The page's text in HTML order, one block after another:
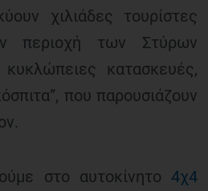
χιλιάδες τουρίστες
περιοχή των Στύρων
κυκλώπειες κατασκευές,
που παρουσιάζουν
στο αυτοκίνητο 4χ4